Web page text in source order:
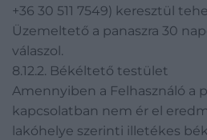
+36 30 511 7549) keresztül
Üzemeltető a panaszra 30
válaszol.
8.12.2. Békéltető testület
Amennyiben a Felhasználó a
kapcsolatban nem ér el
lakóhelye szerinti illetékes